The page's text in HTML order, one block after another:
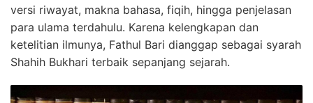
versi riwayat, makna bahasa, fiqih, hingga penjelasan
para ulama terdahulu. Karena kelengkapan dan
ketelitian ilmunya, Fathul Bari dianggap sebagai syarah
Shahih Bukhari terbaik sepanjang sejarah.